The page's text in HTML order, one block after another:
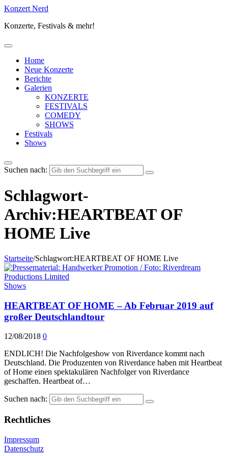
Konzert Nerd
Konzerte, Festivals & mehr!
Home
Neue Konzerte
Berichte
Galerien
KONZERTE
FESTIVALS
COMEDY
SHOWS
Festivals
Shows
Suchen nach:
Schlagwort-
Archiv:HEARTBEAT OF
HOME Live
Startseite/Schlagwort:HEARTBEAT OF HOME Live
Shows
HEARTBEAT OF HOME – Ab Februar 2019 auf
großer Deutschlandtour
12/08/2018 0
ENDLICH! Die Nachfolgeshow von Riverdance kommt nach
Deutschland. Die Produzenten von Riverdance haben mit Heartbeat
of Home einen spektakulären Nachfolger von Riverdance
geschaffen. Heartbeat of…
Suchen nach:
Rechtliches
Impressum
Datenschutz